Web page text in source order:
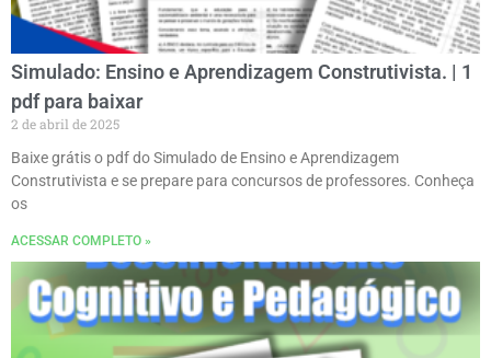
Simulado: Ensino e Aprendizagem Construtivista. | 1
pdf para baixar
2 de abril de 2025
Baixe grátis o pdf do Simulado de Ensino e Aprendizagem
Construtivista e se prepare para concursos de professores. Conheça
os
ACESSAR COMPLETO »